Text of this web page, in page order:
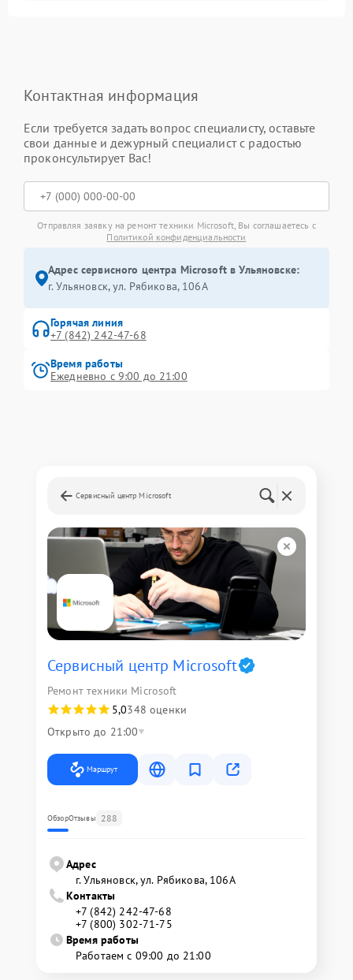
Контактная информация
Если требуется задать вопрос специалисту, оставьте
свои данные и дежурный специалист с радостью
проконсультирует Вас!
Отправляя заявку на ремонт техники Microsoft, Вы соглашаетесь с
Политикой конфиденциальности
Адрес сервисного центра Microsoft в Ульяновске:
г. Ульяновск, ул. Рябикова, 106А
Горячая линия
+7 (842) 242-47-68
Время работы
Ежедневно с 9:00 до 21:00
Сервисный центр Microsoft
Сервисный центр Microsoft
Ремонт техники Microsoft
5,0348 оценки
Открыто до 21:00
Маршрут
ОбзорОтзывы 288
Адрес
г. Ульяновск, ул. Рябикова, 106А
Контакты
+7 (842) 242-47-68
+7 (800) 302-71-75
Время работы
Работаем с 09:00 до 21:00